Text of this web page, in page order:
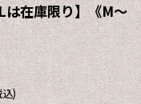
在庫限り】《M〜
)